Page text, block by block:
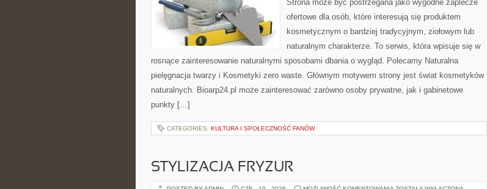
Strona może być postrzegana jako wygodne zaplecze
ofertowe dla osób, które interesują się produktem
kosmetycznym o bardziej tradycyjnym, ziołowym lub
naturalnym charakterze. To serwis, która wpisuje się w
rosnące zainteresowanie naturalnymi sposobami dbania o wygląd. Polecamy Naturalna
pielęgnacja twarzy i Kosmetyki zero waste. Głównym motywem strony jest świat kosmetyków
naturalnych. Bioarp24.pl może zainteresować zarówno osoby prywatne, jak i gabinetowe
punkty […]
CATEGORIES: KULTURA I SPOŁECZNOŚĆ FANÓW
STYLIZACJA FRYZUR